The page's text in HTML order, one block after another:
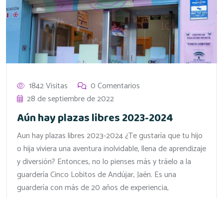
1842 Visitas
0 Comentarios
28 de septiembre de 2022
Aún hay plazas libres 2023-2024
Aun hay plazas libres 2023-2024 ¿Te gustaría que tu hijo
o hija viviera una aventura inolvidable, llena de aprendizaje
y diversión? Entonces, no lo pienses más y tráelo a la
guardería Cinco Lobitos de Andújar, Jaén. Es una
guardería con más de 20 años de experiencia,